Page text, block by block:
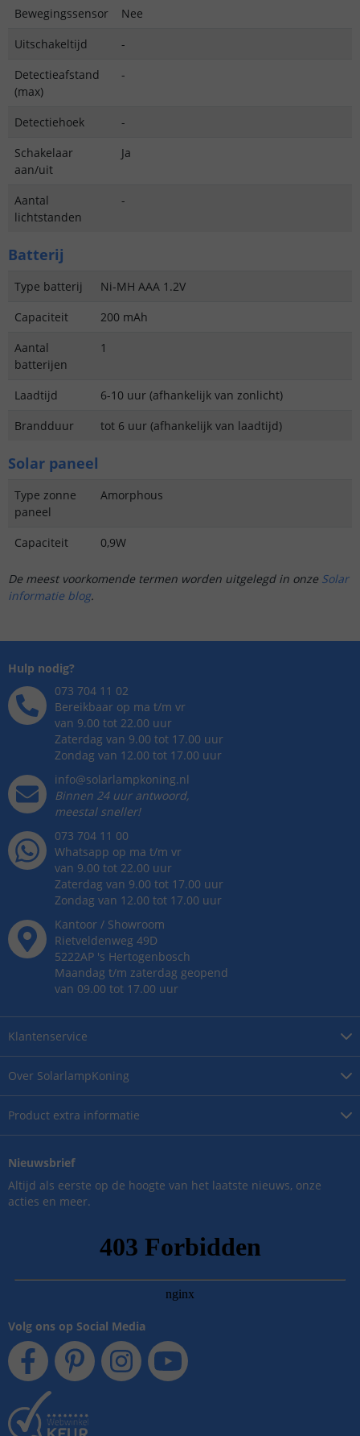
Bewegingssensor
Nee
Uitschakeltijd
-
Detectieafstand
(max)
-
Detectiehoek
-
Schakelaar
aan/uit
Ja
Aantal
lichtstanden
-
Batterij
Type batterij
Ni-MH AAA 1.2V
Capaciteit
200 mAh
Aantal
batterijen
1
Laadtijd
6-10 uur (afhankelijk van zonlicht)
Brandduur
tot 6 uur (afhankelijk van laadtijd)
Solar paneel
Type zonne
paneel
Amorphous
Capaciteit 0,9W
De meest voorkomende termen worden uitgelegd in onze Solar
informatie blog.
Over SolarlampKoning
Product extra informatie
Klantenservice
Hulp nodig?
073 704 11 02
Bereikbaar op ma t/m vr
van 9.00 tot 22.00 uur
Zaterdag van 9.00 tot 17.00 uur
Zondag van 12.00 tot 17.00 uur
info@solarlampkoning.nl
Binnen 24 uur antwoord,
meestal sneller!
073 704 11 00
Whatsapp op ma t/m vr
van 9.00 tot 22.00 uur
Zaterdag van 9.00 tot 17.00 uur
Zondag van 12.00 tot 17.00 uur
Kantoor / Showroom
Rietveldenweg 49D
5222AP 's Hertogenbosch
Maandag t/m zaterdag geopend
van 09.00 tot 17.00 uur
Nieuwsbrief
Altijd als eerste op de hoogte van het laatste nieuws, onze
acties en meer.
Volg ons op Social Media